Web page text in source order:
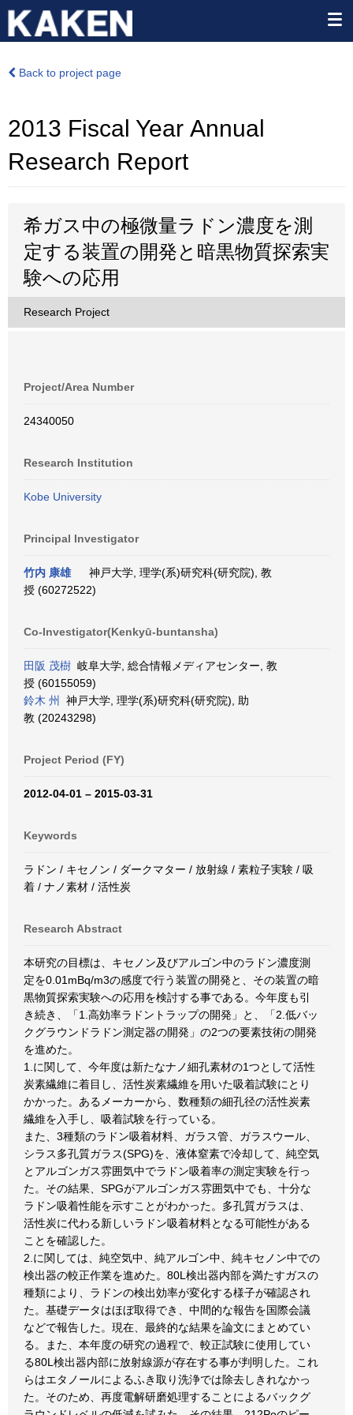
Back to project page
2013 Fiscal Year Annual
Research Report
希ガス中の極微量ラドン濃度を測
定する装置の開発と暗黒物質探索実
験への応用
Research Project
Project/Area Number
24340050
Research Institution
Kobe University
Principal Investigator
竹内 康雄
神戸大学, 理学(系)研究科(研究院), 教
授 (60272522)
Co-Investigator(Kenkyū-buntansha)
田阪 茂樹 岐阜大学, 総合情報メディアセンター, 教
授 (60155059)
鈴木 州
神戸大学, 理学(系)研究科(研究院), 助
教 (20243298)
Project Period (FY)
2012-04-01 – 2015-03-31
Keywords
ラドン / キセノン / ダークマター / 放射線 / 素粒子実験 / 吸
着 / ナノ素材 / 活性炭
Research Abstract
本研究の目標は、キセノン及びアルゴン中のラドン濃度測
定を0.01mBq/m3の感度で行う装置の開発と、その装置の暗
黒物質探索実験への応用を検討する事である。今年度も引
き続き、「1.高効率ラドントラップの開発」と、「2.低バッ
クグラウンドラドン測定器の開発」の2つの要素技術の開発
を進めた。
1.に関して、今年度は新たなナノ細孔素材の1つとして活性
炭素繊維に着目し、活性炭素繊維を用いた吸着試験にとり
かかった。あるメーカーから、数種類の細孔径の活性炭素
繊維を入手し、吸着試験を行っている。
また、3種類のラドン吸着材料、ガラス管、ガラスウール、
シラス多孔質ガラス(SPG)を、液体窒素で冷却して、純空気
とアルゴンガス雰囲気中でラドン吸着率の測定実験を行っ
た。その結果、SPGがアルゴンガス雰囲気中でも、十分な
ラドン吸着性能を示すことがわかった。多孔質ガラスは、
活性炭に代わる新しいラドン吸着材料となる可能性がある
ことを確認した。
2.に関しては、純空気中、純アルゴン中、純キセノン中での
検出器の較正作業を進めた。80L検出器内部を満たすガスの
種類により、ラドンの検出効率が変化する様子が確認され
た。基礎データはほぼ取得でき、中間的な報告を国際会議
などで報告した。現在、最終的な結果を論文にまとめてい
る。また、本年度の研究の過程で、較正試験に使用してい
る80L検出器内部に放射線源が存在する事が判明した。これ
らはエタノールによるふき取り洗浄では除去しきれなかっ
た。そのため、再度電解研磨処理することによるバックグ